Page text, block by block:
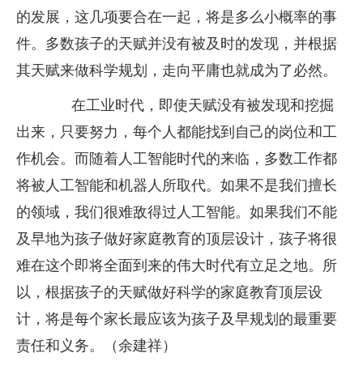
的发展，这几项要合在一起，将是多么小概率的事
件。多数孩子的天赋并没有被及时的发现，并根据
其天赋来做科学规划，走向平庸也就成为了必然。
在工业时代，即使天赋没有被发现和挖掘
出来，只要努力，每个人都能找到自己的岗位和工
作机会。而随着人工智能时代的来临，多数工作都
将被人工智能和机器人所取代。如果不是我们擅长
的领域，我们很难敌得过人工智能。如果我们不能
及早地为孩子做好家庭教育的顶层设计，孩子将很
难在这个即将全面到来的伟大时代有立足之地。所
以，根据孩子的天赋做好科学的家庭教育顶层设
计，将是每个家长最应该为孩子及早规划的最重要
责任和义务。（余建祥）